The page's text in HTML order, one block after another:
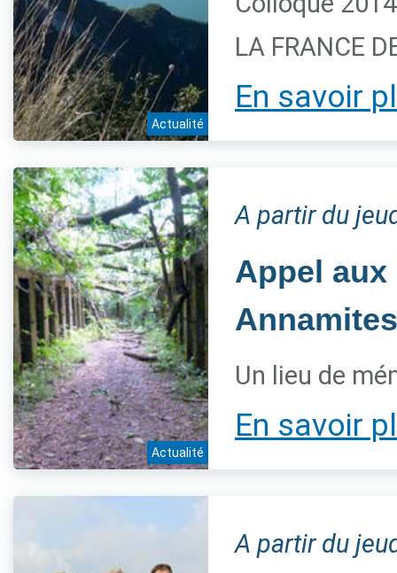
Actualité
LA FRANCE
En savoir
Actualité
A partir du
Appel
Un lieu de
En savoir
A partir du